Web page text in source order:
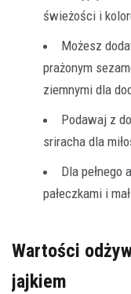
świeżości i
Możesz
prażonym
ziemnymi dla
Podawaj z
sriracha dla
Dla
pałeczkami i
Wartości
jajkiem